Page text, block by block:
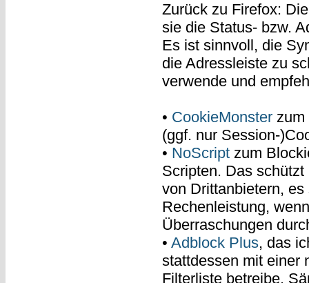
Zurück zu Firefox:
sie die Status- bzw.
Es ist sinnvoll, die
die Adressleiste zu
verwende und
• CookieMonsterzum
(ggf. nur Session-
• NoScriptzum
Scripten. Das
von Drittanbietern,
Rechenleistung,
Überraschungen
• Adblock Plus, das
stattdessen mit einer
Filterliste betreibe.